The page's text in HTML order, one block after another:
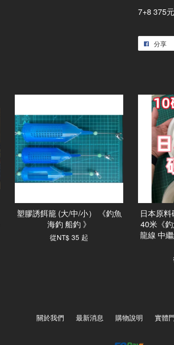
7+8 375元
分享
塑膠誘餌籠 (大/中/小） 《釣魚
海釣 船釣 》
從NT$ 35 起
日本原
40米《
龍線 中
關於我們 最新消息 購物說明 實體